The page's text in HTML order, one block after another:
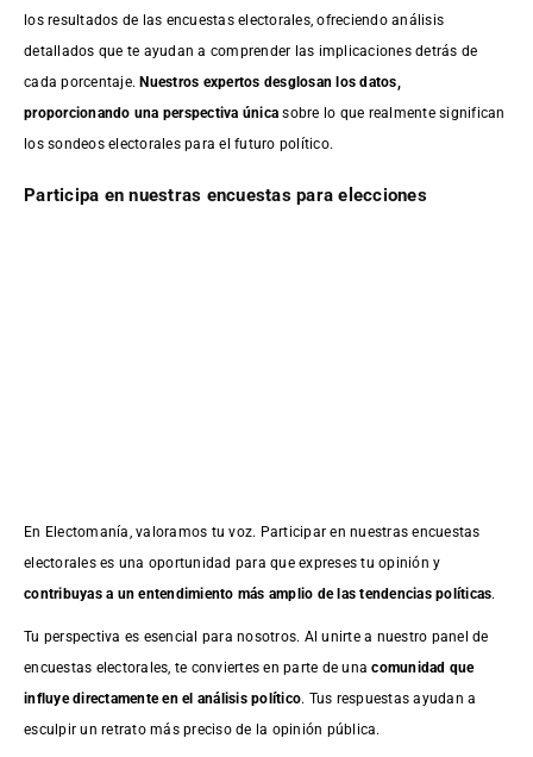
los resultados de las encuestas electorales, ofreciendo análisis
detallados que te ayudan a comprender las implicaciones detrás de
cada porcentaje.Nuestros expertos desglosan los datos,
proporcionando una perspectiva única sobre lo que realmente significan
los sondeos electorales para el futuro político.
Participa en nuestras encuestas para elecciones
En Electomanía, valoramos tu voz. Participar en nuestras encuestas
electorales es una oportunidad para que expreses tu opinión y
contribuyas a un entendimiento más amplio de las tendencias políticas.
Tu perspectiva es esencial para nosotros. Al unirte a nuestro panel de
encuestas electorales, te conviertes en parte de unacomunidad que
influye directamente en el análisis político. Tus respuestas ayudan a
esculpir un retrato más preciso de la opinión pública.